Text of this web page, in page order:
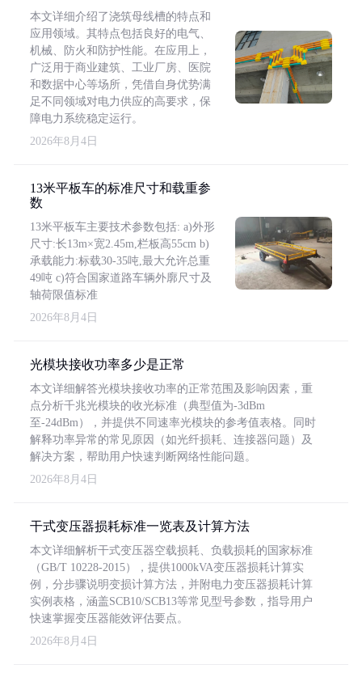
本文详细介绍了浇筑母线槽的特点和
应用领域。其特点包括良好的电气、
机械、防火和防护性能。在应用上，
广泛用于商业建筑、工业厂房、医院
和数据中心等场所，凭借自身优势满
足不同领域对电力供应的高要求，保
障电力系统稳定运行。
2026年8月4日
13米平板车的标准尺寸和载重参
数
13米平板车主要技术参数包括: a)外形
尺寸:长13m×宽2.45m,栏板高55cm b)
承载能力:标载30-35吨,最大允许总重
49吨 c)符合国家道路车辆外廓尺寸及
轴荷限值标准
2026年8月4日
光模块接收功率多少是正常
本文详细解答光模块接收功率的正常范围及影响因素，重
点分析千兆光模块的收光标准（典型值为-3dBm
至-24dBm），并提供不同速率光模块的参考值表格。同时
解释功率异常的常见原因（如光纤损耗、连接器问题）及
解决方案，帮助用户快速判断网络性能问题。
2026年8月4日
干式变压器损耗标准一览表及计算方法
本文详细解析干式变压器空载损耗、负载损耗的国家标准
（GB/T 10228-2015），提供1000kVA变压器损耗计算实
例，分步骤说明变损计算方法，并附电力变压器损耗计算
实例表格，涵盖SCB10/SCB13等常见型号参数，指导用户
快速掌握变压器能效评估要点。
2026年8月4日